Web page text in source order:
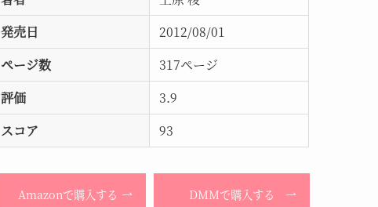
発売日
2012/08/01
ページ数
317ページ
評価
3.9
スコア
93
Amazonで購入する DMMで購入する